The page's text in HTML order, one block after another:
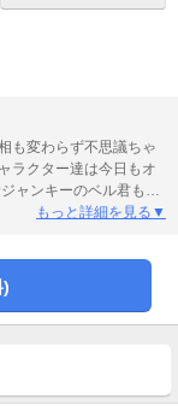
も変わらず不思議ちゃ
ラクター達は今日もオ
ャンキーのベル君も大
マ第２弾!!
もっと詳細を見る▼
)